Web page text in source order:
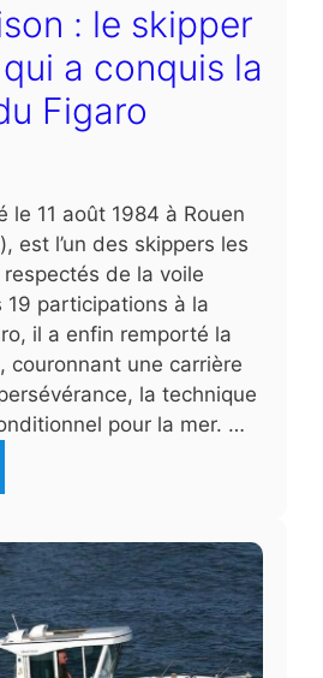
: le skipper
a conquis la
Figaro
le 11 août 1984 à Rouen
est l’un des skippers les
de la voile
19 participations à la
il a enfin remporté la
couronnant une carrière
la technique
pour la mer. …